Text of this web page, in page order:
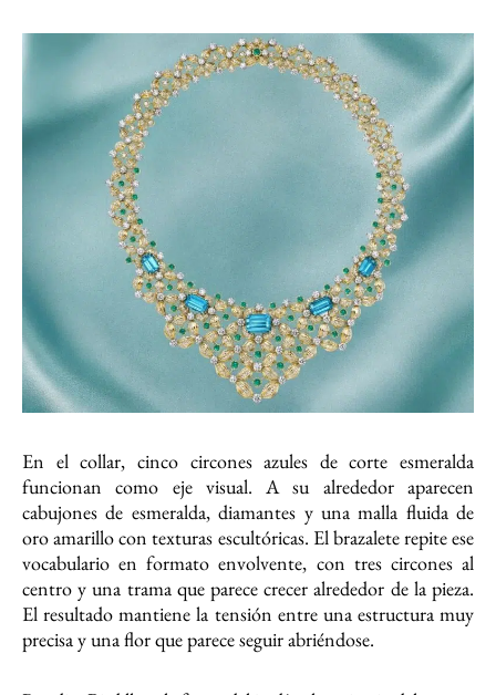
En el collar, cinco circones azules de corte esmeralda
funcionan como eje visual. A su alrededor aparecen
cabujones de esmeralda, diamantes y una malla fluida de
oro amarillo con texturas escultóricas. El brazalete repite ese
vocabulario en formato envolvente, con tres circones al
centro y una trama que parece crecer alrededor de la pieza.
El resultado mantiene la tensión entre una estructura muy
precisa y una flor que parece seguir abriéndose.